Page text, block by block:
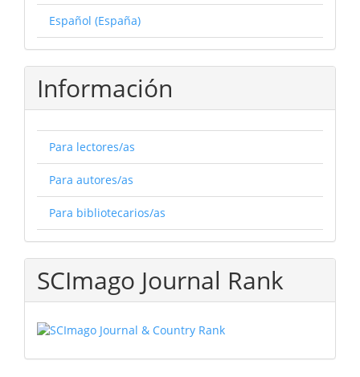
Español (España)
Información
Para lectores/as
Para autores/as
Para bibliotecarios/as
SCImago Journal Rank